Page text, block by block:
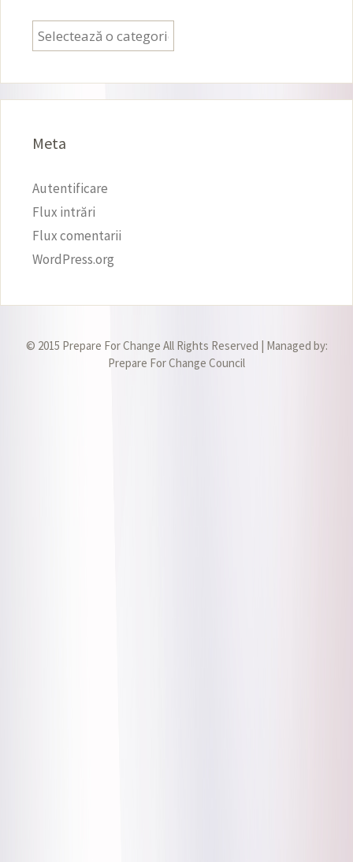
Categorii
Meta
Autentificare
Flux intrări
Flux comentarii
WordPress.org
© 2015 Prepare For Change All Rights Reserved | Managed by:
Prepare For Change Council